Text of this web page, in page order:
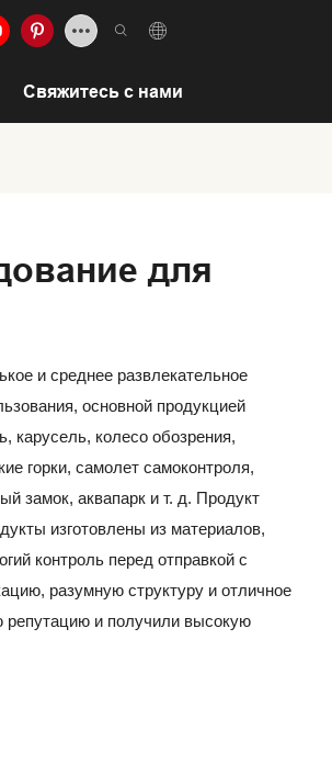
Свяжитесь с нами
для
и среднее развлекательное
основной продукцией
карусель, колесо обозрения,
горки, самолет самоконтроля,
замок, аквапарк и т. д. Продукт
изготовлены из материалов,
контроль перед отправкой с
разумную структуру и отличное
репутацию и получили высокую